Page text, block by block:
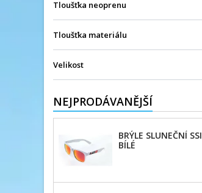
Tloušťka neoprenu
Tloušťka materiálu
Velikost
NEJPRODÁVANĚJŠÍ
BRÝLE SLUNEČNÍ SSI
BÍLÉ